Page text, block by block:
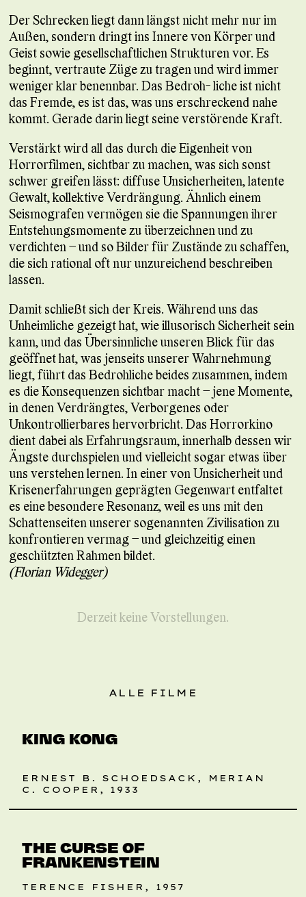
Derzeit keine Vorstellungen.
Der Schrecken liegt dann längst nicht mehr nur im
Außen, sondern dringt ins Innere von Körper und
Geist sowie gesellschaftlichen Strukturen vor. Es
beginnt, vertraute Züge zu tragen und wird immer
weniger klar benennbar. Das Bedroh- liche ist nicht
das Fremde, es ist das, was uns erschreckend nahe
kommt. Gerade darin liegt seine verstörende Kraft.
Verstärkt wird all das durch die Eigenheit von
Horrorfilmen, sichtbar zu machen, was sich sonst
schwer greifen lässt: diffuse Unsicherheiten, latente
Gewalt, kollektive Verdrängung. Ähnlich einem
Seismografen vermögen sie die Spannungen ihrer
Entstehungsmomente zu überzeichnen und zu
verdichten – und so Bilder für Zustände zu schaffen,
die sich rational oft nur unzureichend beschreiben
lassen.
Damit schließt sich der Kreis. Während uns das
Unheimliche gezeigt hat, wie illusorisch Sicherheit sein
kann, und das Übersinnliche unseren Blick für das
geöffnet hat, was jenseits unserer Wahrnehmung
liegt, führt das Bedrohliche beides zusammen, indem
es die Konsequenzen sichtbar macht – jene Momente,
in denen Verdrängtes, Verborgenes oder
Unkontrollierbares hervorbricht. Das Horrorkino
dient dabei als Erfahrungsraum, innerhalb dessen wir
Ängste durchspielen und vielleicht sogar etwas über
uns verstehen lernen. In einer von Unsicherheit und
Krisenerfahrungen geprägten Gegenwart entfaltet
es eine besondere Resonanz, weil es uns mit den
Schattenseiten unserer sogenannten Zivilisation zu
konfrontieren vermag – und gleichzeitig einen
geschützten Rahmen bildet.
(Florian Widegger)
ALLE FILME
KING KONG
ERNEST B. SCHOEDSACK, MERIAN
C. COOPER, 1933
RETROSPEKTIVE
THE CURSE OF
FRANKENSTEIN
TERENCE FISHER, 1957